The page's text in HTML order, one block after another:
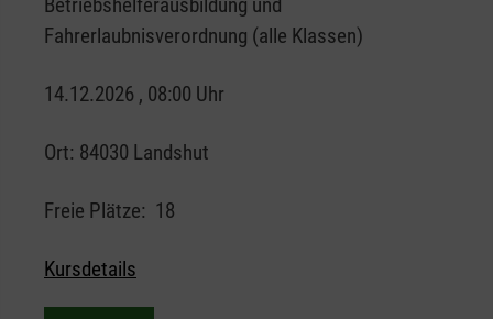
Betriebshelferausbildung und
Fahrerlaubnisverordnung (alle Klassen)
14.12.2026 , 08:00 Uhr
Ort: 84030 Landshut
Freie Plätze: 18
Kursdetails